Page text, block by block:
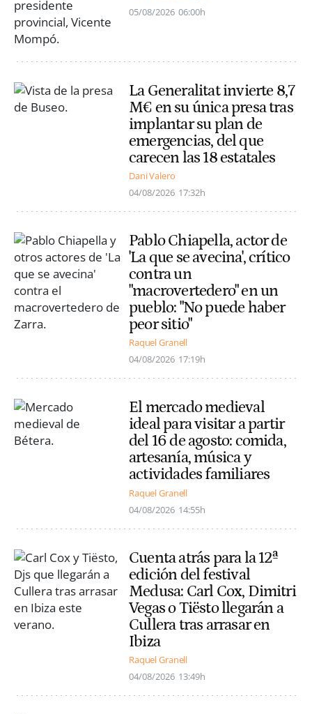
05/08/2026 06:00h
La Generalitat invierte 8,7
M€ en su única presa tras
implantar su plan de
emergencias, del que
carecen las 18 estatales
Dani Valero
04/08/2026 17:32h
Pablo Chiapella, actor de
'La que se avecina', crítico
contra un
"macrovertedero" en un
pueblo: "No puede haber
peor sitio"
Raquel Granell
04/08/2026 17:19h
El mercado medieval
ideal para visitar a partir
del 16 de agosto: comida,
artesanía, música y
actividades familiares
Raquel Granell
04/08/2026 14:55h
Cuenta atrás para la 12ª
edición del festival
Medusa: Carl Cox, Dimitri
Vegas o Tiësto llegarán a
Cullera tras arrasar en
Ibiza
Raquel Granell
04/08/2026 13:49h